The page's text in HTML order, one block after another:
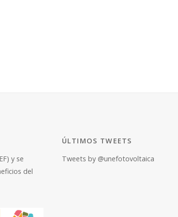
y se
del
ÚLTIMOS TWEETS
Tweets by @unefotovoltaica